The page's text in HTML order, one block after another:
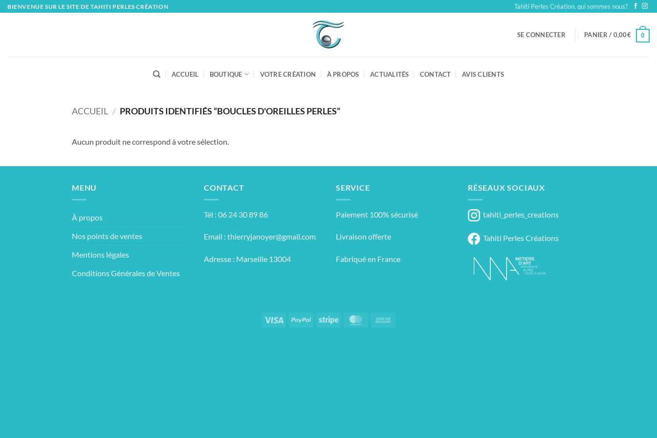
SkipBIENVENUE SUR LE SITE DE TAHITI PERLES CRÉATION Tahiti Perles Création, qui sommes nous?
SE CONNECTER PANIER / 0,00€ 0
ACCUEIL BOUTIQUE VOTRE CRÉATION À PROPOS ACTUALITÉS CONTACT AVIS CLIENTS
ACCUEIL / PRODUITS IDENTIFIÉS “BOUCLES D'OREILLES PERLES”
Aucun produit ne correspond à votre sélection.
MENU
À propos
Nos points de ventes
Mentions légales
Conditions Générales de Ventes
CONTACT
Tél : 06 24 30 89 86
Email : thierryjanoyer@gmail.com
Adresse : Marseille 13004
SERVICE
Paiement 100% sécurisé
Livraison offerte
Fabriqué en France
RÉSEAUX SOCIAUX
tahiti_perles_creations
Tahiti Perles Créations
Visa PayPal Stripe MasterCard